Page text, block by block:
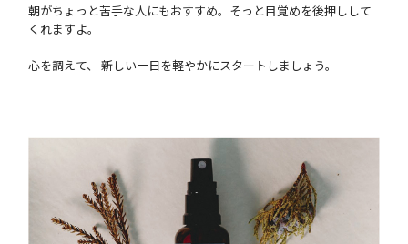
朝がちょっと苦手な人にもおすすめ。そっと目覚めを後押しして
くれますよ。
心を調えて、 新しい一日を軽やかにスタートしましょう。